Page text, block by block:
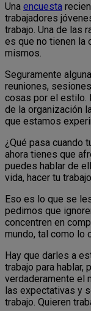
Una encuesta
trabajadores
trabajo. Una de las
es que no tienen la
mismos.
Seguramente
reuniones,
cosas por el estilo.
de la organización
que estamos
¿Qué pasa cuando
ahora tienes que
puedes hablar de
vida, hacer tu
Eso es lo que se
pedimos que
concentren en
mundo, tal como lo
Hay que darles a
trabajo para
verdaderamente el
las expectativas y
trabajo. Quieren